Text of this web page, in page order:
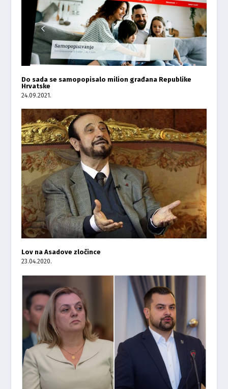
Do sada se samopopisalo milion građana Republike
Hrvatske
24.09.2021.
Lov na Asadove zločince
23.04.2020.